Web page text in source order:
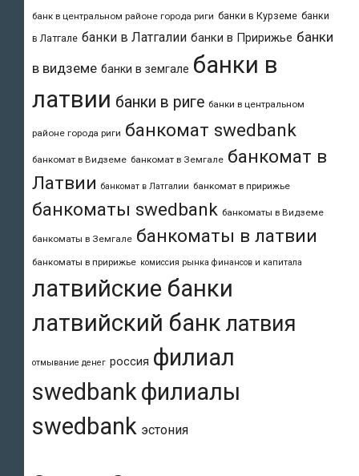
банк в центральном районе города риги банки в Курземе банки
в Латгале банки в Латгалии банки в Пририжье банки
в видземе банки в земгале банки в
латвии банки в риге банки в центральном
районе города риги банкомат swedbank
банкомат в Видземе банкомат в Земгале банкомат в
Латвии банкомат в Латгалии банкомат в пририжье
банкоматы swedbank банкоматы в Видземе
банкоматы в Земгале банкоматы в латвии
банкоматы в пририжье комиссия рынка финансов и капитала
латвийские банки
латвийский банк латвия
отмывание денег россия филиал
swedbankфилиалы
swedbank эстония